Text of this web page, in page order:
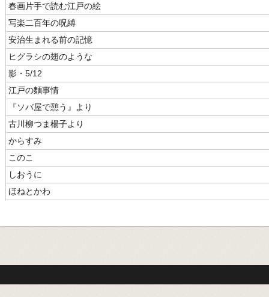
春画片手で読む江戸の絵
写楽二百年の呪縛
安治生まれる前の記憶
ヒグラシの翅のような
影・5/12
江戸の麵事情
『ソバ屋で憩う』より
古川柳つま楊子より
からすみ
このこ
しおうに
ほねとかわ